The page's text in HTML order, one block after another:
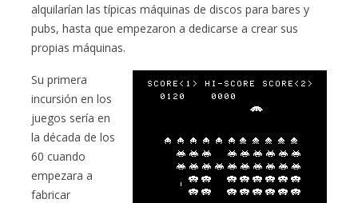
alquilarían las típicas máquinas de discos para bares y
pubs, hasta que empezaron a dedicarse a crear sus
propias máquinas.
Su primera
incursión en los
juegos sería en
la década de los
60 cuando
empezara a
fabricar